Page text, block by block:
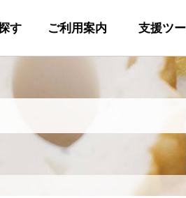
す ご利用案内 支援ツ